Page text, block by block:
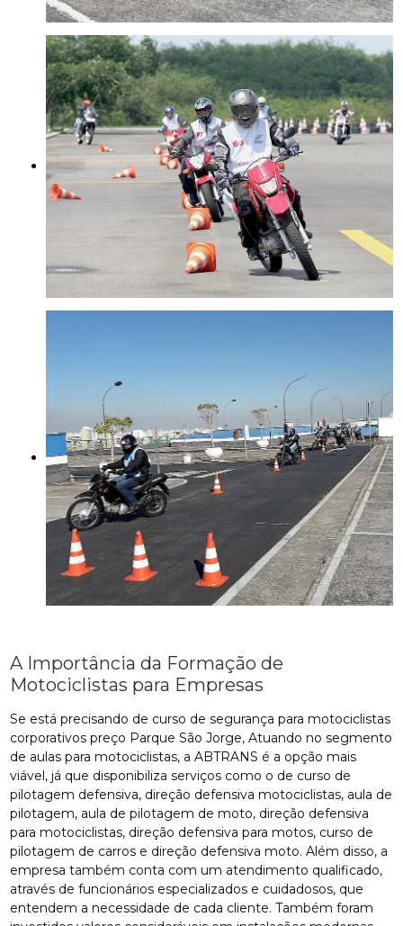
A Importância da Formação de
Motociclistas para Empresas
Se está precisando de curso de segurança para motociclistas
corporativos preço Parque São Jorge, Atuando no segmento
de aulas para motociclistas, a ABTRANS é a opção mais
viável, já que disponibiliza serviços como o de curso de
pilotagem defensiva, direção defensiva motociclistas, aula de
pilotagem, aula de pilotagem de moto, direção defensiva
para motociclistas, direção defensiva para motos, curso de
pilotagem de carros e direção defensiva moto. Além disso, a
empresa também conta com um atendimento qualificado,
através de funcionários especializados e cuidadosos, que
entendem a necessidade de cada cliente. Também foram